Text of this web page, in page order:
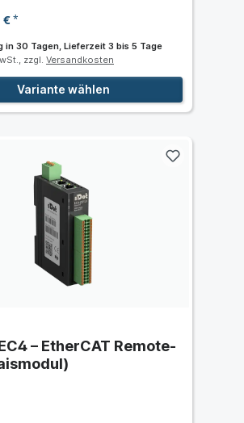
€*
in 30 Tagen, Lieferzeit 3 bis 5 Tage
zzgl. Versandkosten
Variante wählen
– EtherCAT Remote-